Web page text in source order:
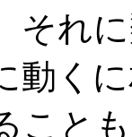
それ
動く
こと